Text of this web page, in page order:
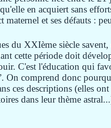
en acquiert sans
et ses défauts :
du XXIème siècle savent,
cette période doit
C'est l'éducation qui
On comprend donc
ces descriptions (elles
dans leur thème